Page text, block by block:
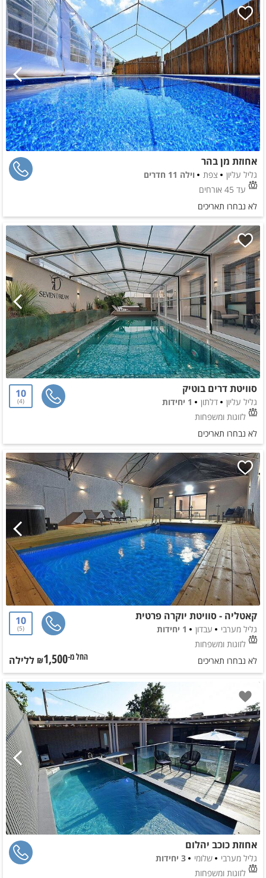
אחוזת מן בהר
גליל עליון צפת
וילה 11 חדרים
עד 45 אורחים
לא נבחרו תאריכים
סוויטת דרים בוטיק
גליל עליון דלתון
1 יחידות
לזוגות ומשפחות
10
4
לא נבחרו תאריכים
קאטליה - סוויטת יוקרה פרטית
גליל מערבי עבדון
1 יחידות
לזוגות ומשפחות
10
5
לא נבחרו תאריכים החל מ-₪1,500 ללילה
אחוזת כוכב יהלום
גליל מערבי שלומי
3 יחידות
לזוגות ומשפחות